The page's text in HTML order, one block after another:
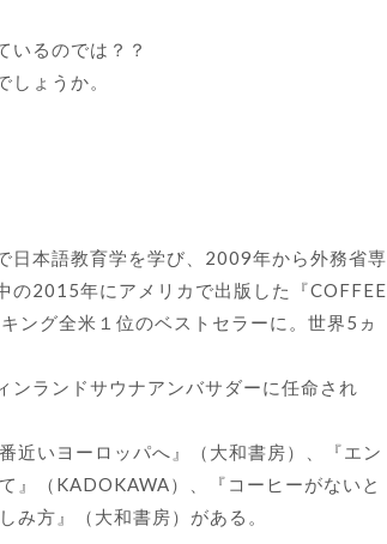
いるのでは？？
ょうか。
日本語教育学を学び、2009年から外務省専
の2015年にアメリカで出版した『COFFEE
ング全米１位のベストセラーに。世界5ヵ
ンランドサウナアンバサダーに任命され
近いヨーロッパへ』（大和書房）、『エン
』（KADOKAWA）、『コーヒーがないと
み方』（大和書房）がある。